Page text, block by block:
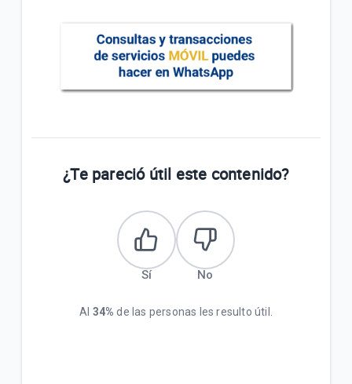
¿Te pareció útil este contenido?
Sí No
Al 34% de las personas les resulto útil.